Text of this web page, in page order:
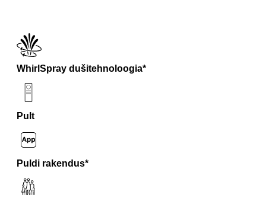
WhirlSpray dušitehnoloogia*
Pult
Puldi rakendus*